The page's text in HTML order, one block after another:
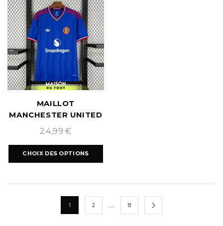
MAILLOT
MANCHESTER UNITED
EXTÉRIEUR 2026/2027
24,99€
CHOIX DES OPTIONS
1 2 … 8